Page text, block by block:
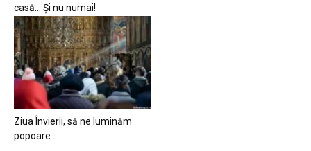
casă… Și nu numai!
Ziua Învierii, să ne luminăm
popoare…